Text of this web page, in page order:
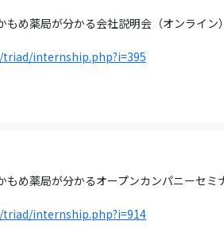
もめ薬局が分かる会社説明会（オンライ
internship.php?i=395
もめ薬局が分かるオープンカンパニーセ
internship.php?i=914